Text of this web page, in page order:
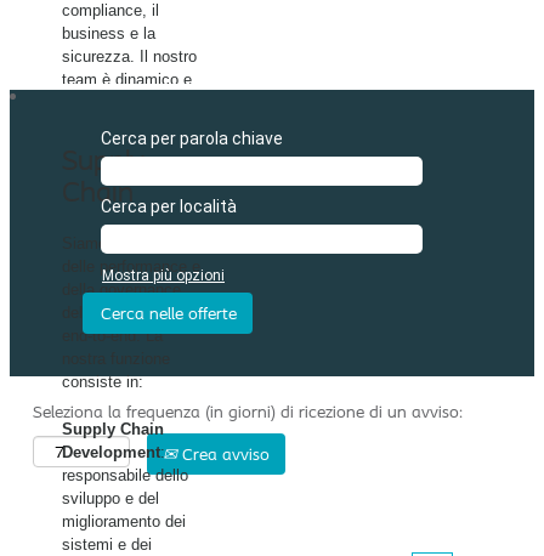
compliance, il
business e la
sicurezza. Il nostro
team è dinamico e
colleghi con
e percorsi di studi
diversi.
Esempi di posizioni
includono:
- Quality Systems
- Sustainability
Business Partner​
- Product Support
Specialist​
- Supplier Quality
Manager​
- QA Project
Manager​
Supply
Chain​
delle performance e
della governance
della supply chain
end-to-end. La
consiste in:
Supply Chain
Development:
responsabile dello
sviluppo e del
miglioramento dei
sistemi e dei
Cerca per parola chiave
Cerca per località
Mostra più opzioni
Seleziona la frequenza (in giorni) di ricezione di un avviso:
Crea avviso